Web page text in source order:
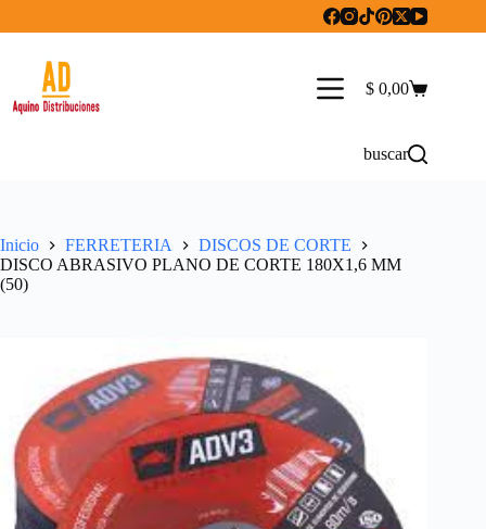
Carro
$ 0,00
buscar
Inicio FERRETERIA
DISCOS DE CORTE
DISCO ABRASIVO PLANO DE CORTE 180X1,6 MM
(50)